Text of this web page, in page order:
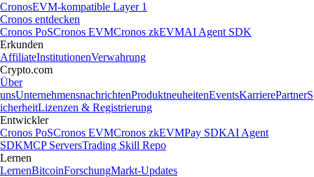
CronosEVM-kompatible Layer 1
Cronos entdecken
Cronos PoSCronos EVMCronos zkEVMAI Agent SDK
Erkunden
AffiliateInstitutionenVerwahrung
Crypto.com
Über
unsUnternehmensnachrichtenProduktneuheitenEventsKarrierePartnerS
icherheitLizenzen & Registrierung
Entwickler
Cronos PoSCronos EVMCronos zkEVMPay SDKAI Agent
SDKMCP ServersTrading Skill Repo
Lernen
LernenBitcoinForschungMarkt-Updates